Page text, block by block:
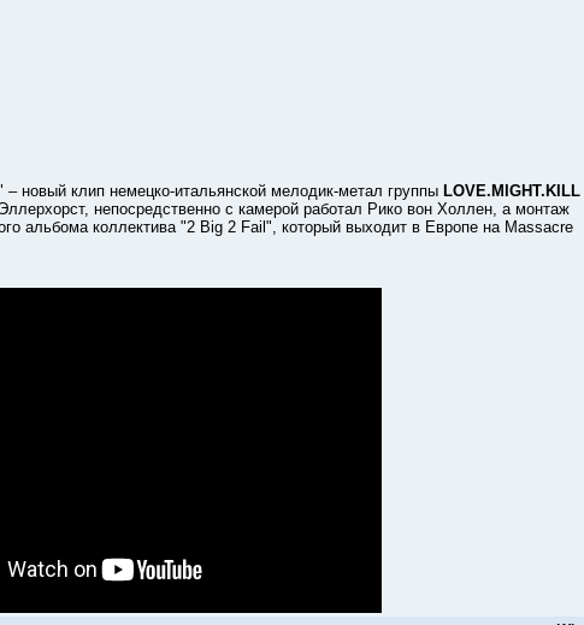
клип немецко-итальянской мелодик-метал группы LOVE.MIGHT.KILL
непосредственно с камерой работал Рико вон Холлен, а монтаж
альбома коллектива "2 Big 2 Fail", который выходит в Европе на Massacre